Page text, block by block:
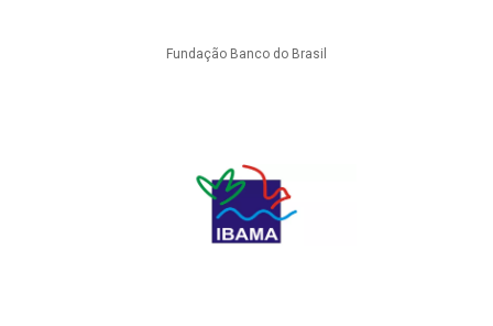
Fundação Banco do Brasil